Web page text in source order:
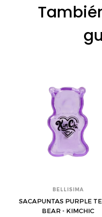
BELLISIMA
SACAPUNTAS PURPLE
BEAR - KIMCHIC